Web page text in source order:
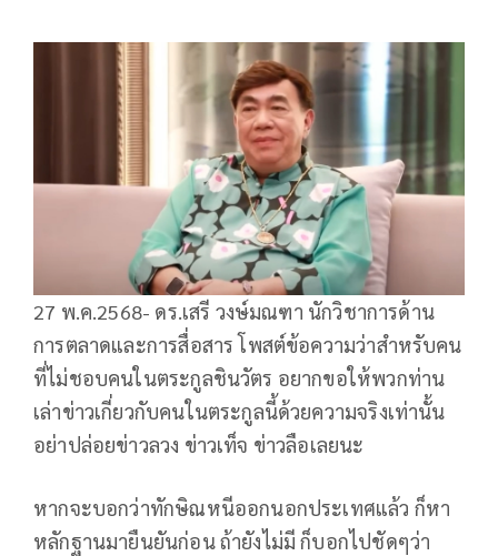
27 พ.ค.2568- ดร.เสรี วงษ์มณฑา นักวิชาการด้าน
การตลาดและการสื่อสาร โพสต์ข้อความว่าสำหรับคน
ที่ไม่ชอบคนในตระกูลชินวัตร อยากขอให้พวกท่าน
เล่าข่าวเกี่ยวกับคนในตระกูลนี้ด้วยความจริงเท่านั้น
อย่าปล่อยข่าวลวง ข่าวเท็จ ข่าวลือเลยนะ
หากจะบอกว่าทักษิณหนีออกนอกประเทศแล้ว ก็หา
หลักฐานมายืนยันก่อน ถ้ายังไม่มี ก็บอกไปชัดๆว่า